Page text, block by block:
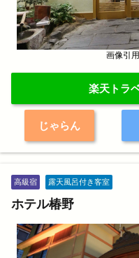
画像引
楽天トラ
じゃらん
高級宿 露天風呂付き客室
ホテル椿野